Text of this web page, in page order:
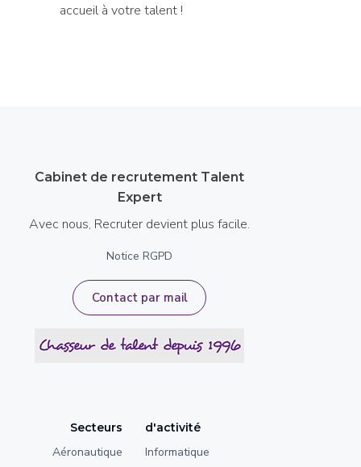
accueil à votre talent !
Cabinet de recrutement Talent
Expert
Avec nous, Recruter devient plus facile.
Notice RGPD
Contact par mail
Secteurs
Aéronautique
d'activité
Informatique